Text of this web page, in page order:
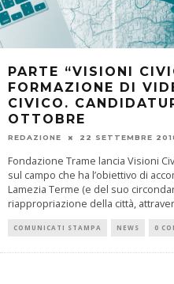
PARTE “VISIONI
FORMAZIONE DI
CIVICO.
OTTOBRE
REDAZIONE 22 SETTEMBRE
Fondazione Trame lancia Visioni
sul campo che ha l’obiettivo di
Lamezia Terme (e del suo
riappropriazione della città,
COMUNICATI STAMPA NEWS 0